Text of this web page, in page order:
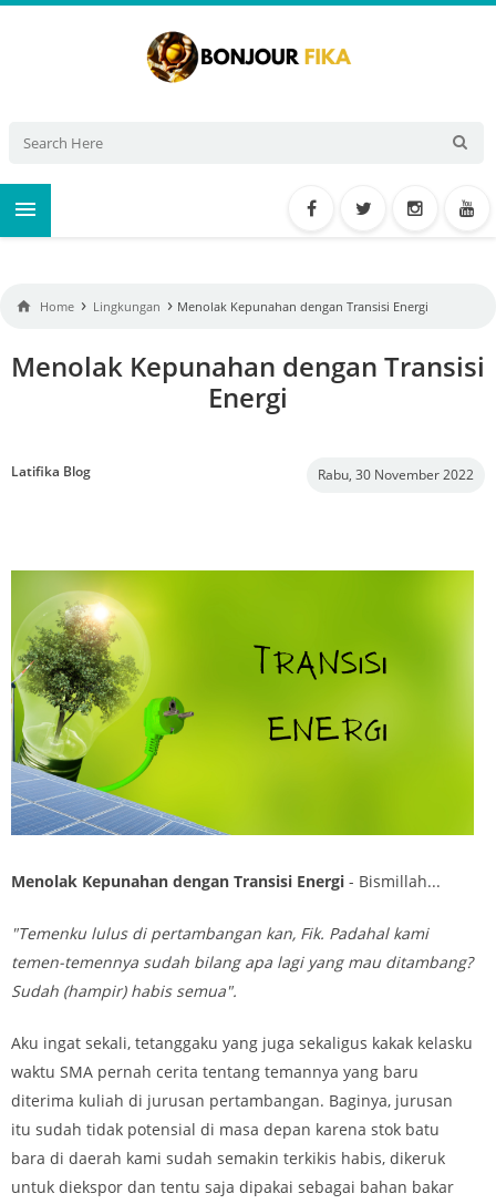

 Home › Lingkungan › Menolak Kepunahan dengan Transisi Energi
Menolak Kepunahan dengan Transisi
Energi
Latifika Blog Rabu, 30 November 2022
Menolak Kepunahan dengan Transisi Energi - Bismillah...
"Temenku lulus di pertambangan kan, Fik. Padahal kami
temen-temennya sudah bilang apa lagi yang mau ditambang?
Sudah (hampir) habis semua".
Aku ingat sekali, tetanggaku yang juga sekaligus kakak kelasku
waktu SMA pernah cerita tentang temannya yang baru
diterima kuliah di jurusan pertambangan. Baginya, jurusan
itu sudah tidak potensial di masa depan karena stok batu
bara di daerah kami sudah semakin terkikis habis, dikeruk
untuk diekspor dan tentu saja dipakai sebagai bahan bakar